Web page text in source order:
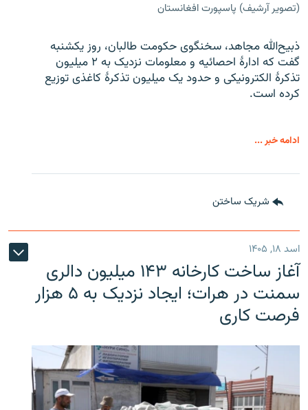
(تصویر آرشیف) پاسپورت افغانستان
ذبیح‌الله مجاهد، سخنگوی حکومت طالبان، روز یکشنبه
گفت که ادارهٔ احصائیه و معلومات نزدیک به ۲ میلیون
تذکرهٔ الکترونیکی و حدود یک میلیون تذکرهٔ کاغذی توزیع
کرده است.
ادامه خبر ...
شریک ساختن
اسد ۱۸, ۱۴۰۵
آغاز ساخت کارخانه ۱۴۳ میلیون دالری
سمنت در هرات؛ ایجاد نزدیک به ۵ هزار
فرصت کاری